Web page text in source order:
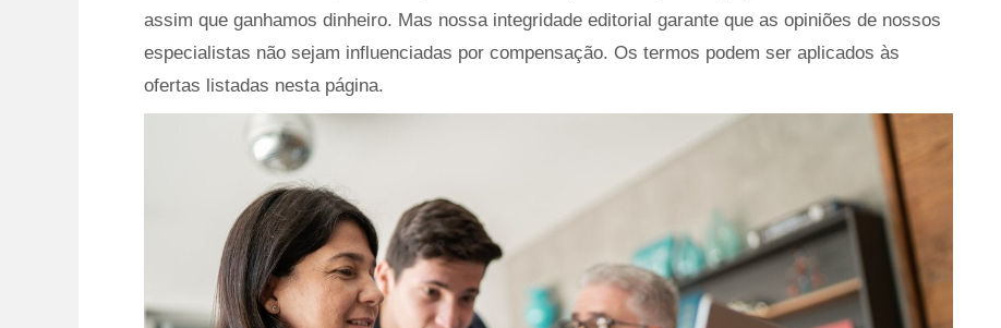
assim que ganhamos dinheiro. Mas nossa integridade editorial garante que as opiniões de nossos
especialistas não sejam influenciadas por compensação. Os termos podem ser aplicados às
ofertas listadas nesta página.